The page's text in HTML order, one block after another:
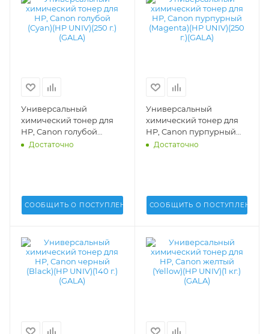
Универсальный
химический тонер для
HP, Canon голубой
(Cyan)(HP UNIV)(250 г.)
Достаточно
СООБЩИТЬ О ПОСТУПЛЕНИИ
Универсальный
химический тонер для
HP, Canon пурпурный
(Magenta)(HP UNIV)(250
Достаточно
СООБЩИТЬ О ПОСТУПЛЕНИИ